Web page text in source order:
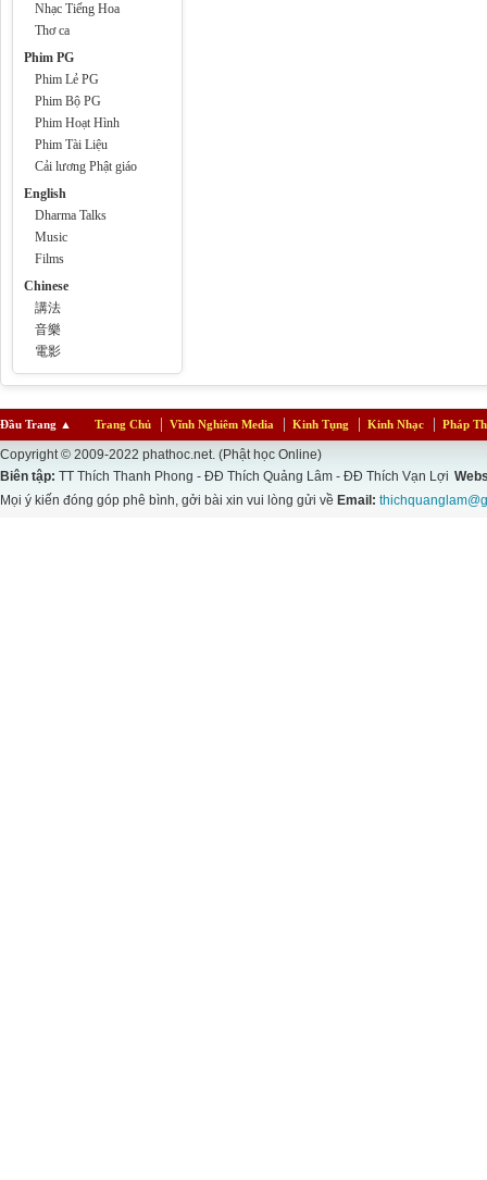
Nhạc Tiếng Hoa
Thơ ca
Phim PG
Phim Lẻ PG
Phim Bộ PG
Phim Hoạt Hình
Phim Tài Liệu
Cải lương Phật giáo
English
Dharma Talks
Music
Films
Chinese
講法
音樂
電影
Đầu Trang ▲ Trang Chủ Vĩnh Nghiêm Media Kinh Tụng Kinh Nhạc Pháp
Copyright © 2009-2022 phathoc.net. (Phật học Online)
Biên tập: TT Thích Thanh Phong - ĐĐ Thích Quảng Lâm - ĐĐ Thích Vạn Lợi
Mọi ý kiến đóng góp phê bình, gởi bài xin vui lòng gửi về Email: